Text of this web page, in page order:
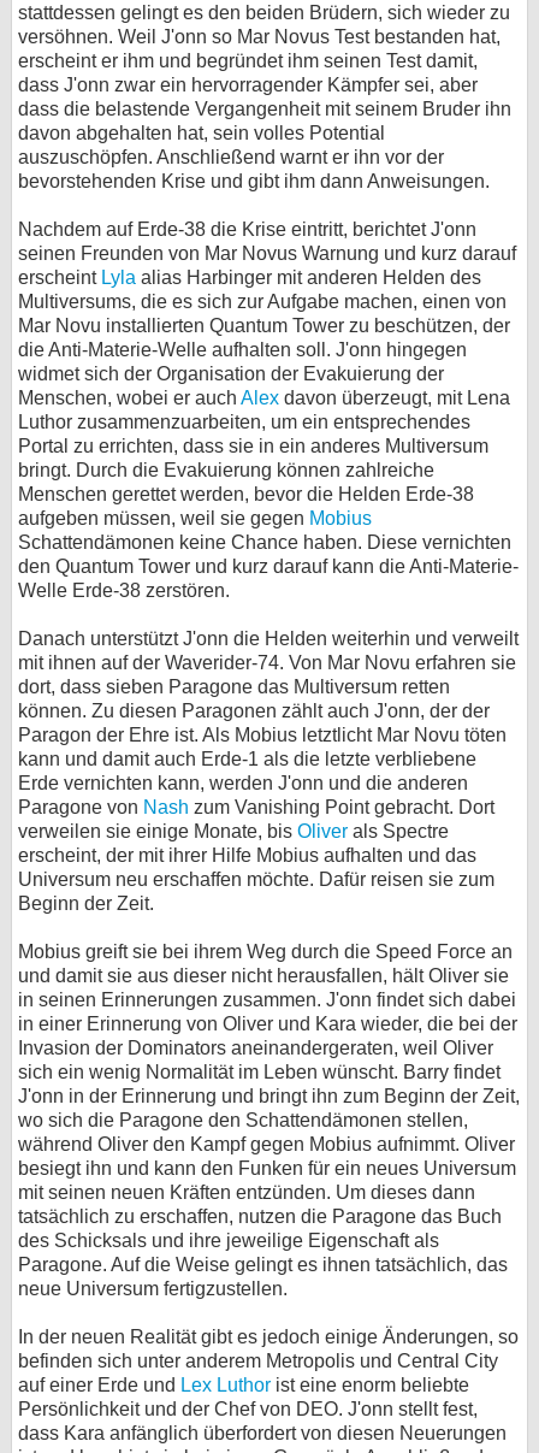
stattdessen gelingt es den beiden Brüdern, sich wieder zu
versöhnen. Weil J'onn so Mar Novus Test bestanden hat,
erscheint er ihm und begründet ihm seinen Test damit,
dass J'onn zwar ein hervorragender Kämpfer sei, aber
dass die belastende Vergangenheit mit seinem Bruder ihn
davon abgehalten hat, sein volles Potential
auszuschöpfen. Anschließend warnt er ihn vor der
bevorstehenden Krise und gibt ihm dann Anweisungen.
Nachdem auf Erde-38 die Krise eintritt, berichtet J'onn
seinen Freunden von Mar Novus Warnung und kurz darauf
erscheint Lyla alias Harbinger mit anderen Helden des
Multiversums, die es sich zur Aufgabe machen, einen von
Mar Novu installierten Quantum Tower zu beschützen, der
die Anti-Materie-Welle aufhalten soll. J'onn hingegen
widmet sich der Organisation der Evakuierung der
Menschen, wobei er auch Alex davon überzeugt, mit Lena
Luthor zusammenzuarbeiten, um ein entsprechendes
Portal zu errichten, dass sie in ein anderes Multiversum
bringt. Durch die Evakuierung können zahlreiche
Menschen gerettet werden, bevor die Helden Erde-38
aufgeben müssen, weil sie gegen Mobius
Schattendämonen keine Chance haben. Diese vernichten
den Quantum Tower und kurz darauf kann die Anti-Materie-
Welle Erde-38 zerstören.
Danach unterstützt J'onn die Helden weiterhin und verweilt
mit ihnen auf der Waverider-74. Von Mar Novu erfahren sie
dort, dass sieben Paragone das Multiversum retten
können. Zu diesen Paragonen zählt auch J'onn, der der
Paragon der Ehre ist. Als Mobius letztlicht Mar Novu töten
kann und damit auch Erde-1 als die letzte verbliebene
Erde vernichten kann, werden J'onn und die anderen
Paragone von Nash zum Vanishing Point gebracht. Dort
verweilen sie einige Monate, bis Oliver als Spectre
erscheint, der mit ihrer Hilfe Mobius aufhalten und das
Universum neu erschaffen möchte. Dafür reisen sie zum
Beginn der Zeit.
Mobius greift sie bei ihrem Weg durch die Speed Force an
und damit sie aus dieser nicht herausfallen, hält Oliver sie
in seinen Erinnerungen zusammen. J'onn findet sich dabei
in einer Erinnerung von Oliver und Kara wieder, die bei der
Invasion der Dominators aneinandergeraten, weil Oliver
sich ein wenig Normalität im Leben wünscht. Barry findet
J'onn in der Erinnerung und bringt ihn zum Beginn der Zeit,
wo sich die Paragone den Schattendämonen stellen,
während Oliver den Kampf gegen Mobius aufnimmt. Oliver
besiegt ihn und kann den Funken für ein neues Universum
mit seinen neuen Kräften entzünden. Um dieses dann
tatsächlich zu erschaffen, nutzen die Paragone das Buch
des Schicksals und ihre jeweilige Eigenschaft als
Paragone. Auf die Weise gelingt es ihnen tatsächlich, das
neue Universum fertigzustellen.
In der neuen Realität gibt es jedoch einige Änderungen, so
befinden sich unter anderem Metropolis und Central City
auf einer Erde und Lex Luthor ist eine enorm beliebte
Persönlichkeit und der Chef von DEO. J'onn stellt fest,
dass Kara anfänglich überfordert von diesen Neuerungen